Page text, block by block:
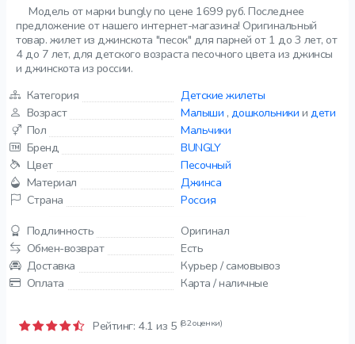
Модель от марки bungly по цене 1699 руб. Последнее
предложение от нашего интернет-магазина! Оригинальный
товар. жилет из джинскота "песок" для парней от 1 до 3 лет, от
4 до 7 лет, для детского возраста песочного цвета из джинсы
и джинскота из россии.
Категория
Детские жилеты
Возраст
Малыши , дошкольники и дети
Пол
Мальчики
Бренд
BUNGLY
Цвет
Песочный
Материал
Джинса
Страна
Россия
Подлинность
Оригинал
Обмен-возврат
Есть
Доставка
Курьер / самовывоз
Оплата
Карта / наличные
Рейтинг: 4.1 из 5 (82 оценки)